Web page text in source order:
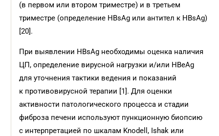
(в первом или втором триместре) и в третьем
триместре (определение HBsAg или антител к HBsAg)
[20].
При выявлении HBsAg необходимы оценка наличия
ЦП, определение вирусной нагрузки и/или HBeAg
для уточнения тактики ведения и показаний
к противовирусной терапии [1]. Для оценки
активности патологического процесса и стадии
фиброза печени используют пункционную биопсию
с интерпретацией по шкалам Knodell, Ishak или